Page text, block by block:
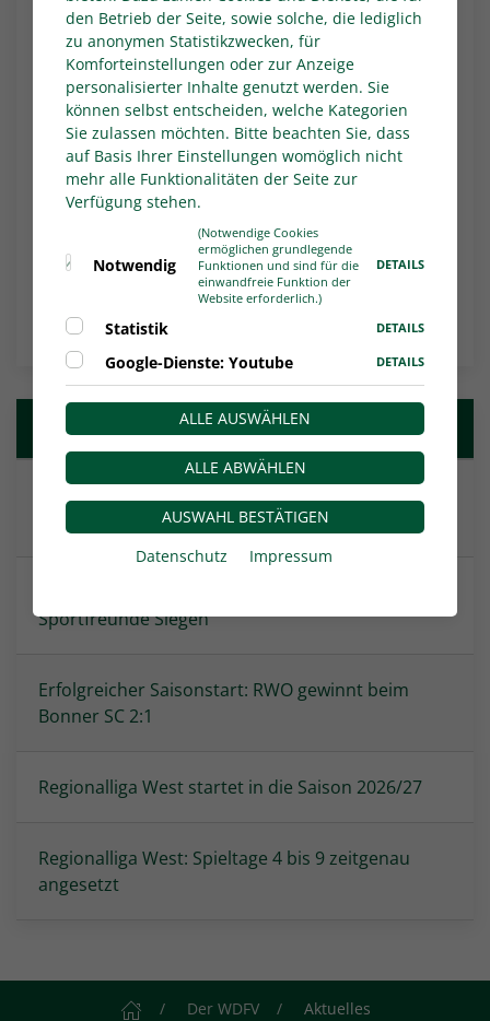
als Klammer zwischen Profi- und
Amateurfußball sowie als Ausdruck der Einheit
des Fußballs in Deutschland steht der
Grundlagenvertrag gemäß DFB-Satzung unter
dem Vorbehalt einer Bestätigung durch den
DFB-Bundestag. Der Vertrag hat eine Laufzeit
bis zum 30. Juni 2029.
Alles zum DFB-Bundestag finden Siehier
Weitere Nachrichten
Die Spielpläne der Juniorinnen und Junioren
wurden veröffentlicht
Sportfreunde Siegen
Erfolgreicher Saisonstart: RWO gewinnt beim
Bonner SC 2:1
Regionalliga West startet in die Saison 2026/27
Regionalliga West: Spieltage 4 bis 9 zeitgenau
angesetzt
StartseiteDer WDFV Aktuelles
den Betrieb der Seite, sowie solche, die lediglich
zu anonymen Statistikzwecken, für
Komforteinstellungen oder zur Anzeige
personalisierter Inhalte genutzt werden. Sie
können selbst entscheiden, welche Kategorien
Sie zulassen möchten. Bitte beachten Sie, dass
auf Basis Ihrer Einstellungen womöglich nicht
mehr alle Funktionalitäten der Seite zur
Verfügung stehen.
Notwendig
(Notwendige Cookies
ermöglichen grundlegende
Funktionen und sind für die
einwandfreie Funktion der
Website erforderlich.)
DETAILS
Statistik DETAILS
Google-Dienste: Youtube DETAILS
ALLE AUSWÄHLEN
ALLE ABWÄHLEN
AUSWAHL BESTÄTIGEN
Datenschutz
Impressum